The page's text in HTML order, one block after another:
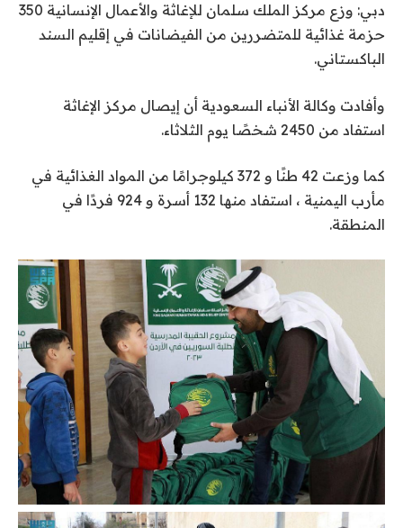
دبي: وزع مركز الملك سلمان للإغاثة والأعمال الإنسانية 350
حزمة غذائية للمتضررين من الفيضانات في إقليم السند
الباكستاني.
وأفادت وكالة الأنباء السعودية أن إيصال مركز الإغاثة
استفاد من 2450 شخصًا يوم الثلاثاء.
كما وزعت 42 طنًا و 372 كيلوجرامًا من المواد الغذائية في
مأرب اليمنية ، استفاد منها 132 أسرة و 924 فردًا في
المنطقة.